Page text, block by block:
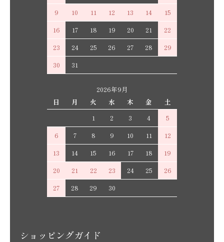
9
10 11 12 13 14
15
16
17 18 19 20 21
22
23
24 25 26 27 28
29
30
31
2026年9月
日
月 火 水 木 金
土
1
2 3 4
5
6
7 8 9 10 11
12
13
14 15 16 17 18
19
20
21 22 23 24 25
26
27
28 29 30
ショッピングガイド